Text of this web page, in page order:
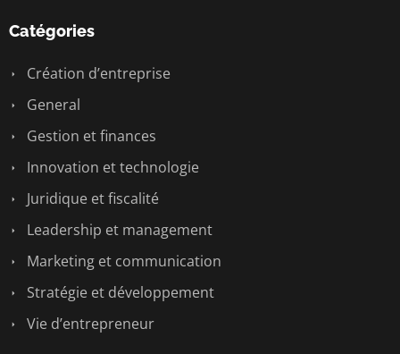
Catégories
Création d’entreprise
General
Gestion et finances
Innovation et technologie
Juridique et fiscalité
Leadership et management
Marketing et communication
Stratégie et développement
Vie d’entrepreneur